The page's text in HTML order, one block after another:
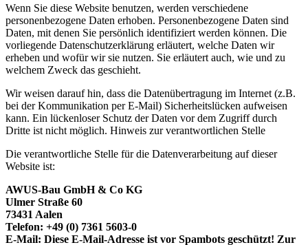
Wenn Sie diese Website benutzen, werden verschiedene
personenbezogene Daten erhoben. Personenbezogene Daten sind
Daten, mit denen Sie persönlich identifiziert werden können. Die
vorliegende Datenschutzerklärung erläutert, welche Daten wir
erheben und wofür wir sie nutzen. Sie erläutert auch, wie und zu
welchem Zweck das geschieht.
Wir weisen darauf hin, dass die Datenübertragung im Internet (z.B.
bei der Kommunikation per E-Mail) Sicherheitslücken aufweisen
kann. Ein lückenloser Schutz der Daten vor dem Zugriff durch
Dritte ist nicht möglich. Hinweis zur verantwortlichen Stelle
Die verantwortliche Stelle für die Datenverarbeitung auf dieser
Website ist:
AWUS-Bau GmbH & Co KG
Ulmer Straße 60
73431 Aalen
Telefon: +49 (0) 7361 5603-0
E-Mail: Diese E-Mail-Adresse ist vor Spambots geschützt! Zur